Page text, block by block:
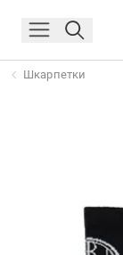
Шкарпетки